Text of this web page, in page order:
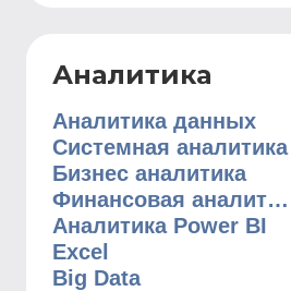
Аналитика
Аналитика данных
Системная аналитика
Бизнес аналитика
Финансовая аналитика
Аналитика Power BI
Excel
Big Data